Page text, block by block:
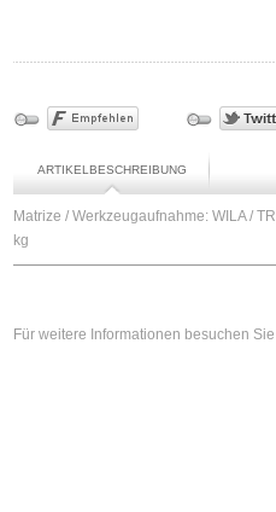
ARTIKELBESCHREIBUNG
Matrize / Werkzeugaufnahme: WILA /
kg
Für weitere Informationen besuchen